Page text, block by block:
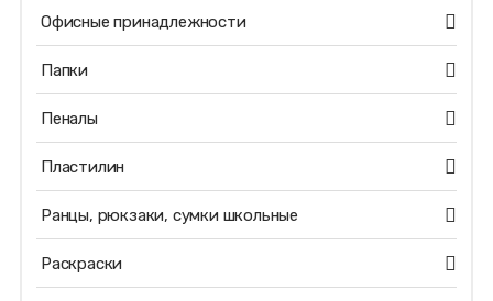
Офисные принадлежности
Папки
Пеналы
Пластилин
Ранцы, рюкзаки, сумки школьные
Раскраски